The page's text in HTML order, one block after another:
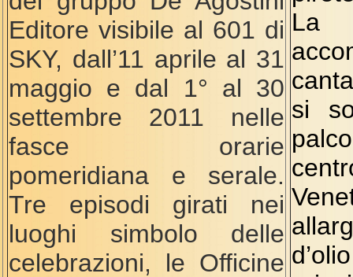
Editore visibile al 601 di
SKY, dall’11 aprile al 31
maggio e dal 1° al 30
settembre 2011 nelle
fasce orarie
pomeridiana e serale.
Tre episodi girati nei
luoghi simbolo delle
celebrazioni, le Officine
si